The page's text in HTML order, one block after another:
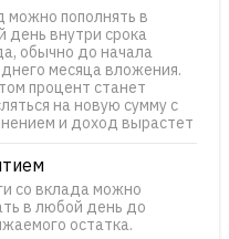
можно пополнять в
день внутри срока
обычно до начала
месяца вложения.
процент станет
на новую сумму с
и доход вырастет
со вклада можно
в любой день до
остатка.